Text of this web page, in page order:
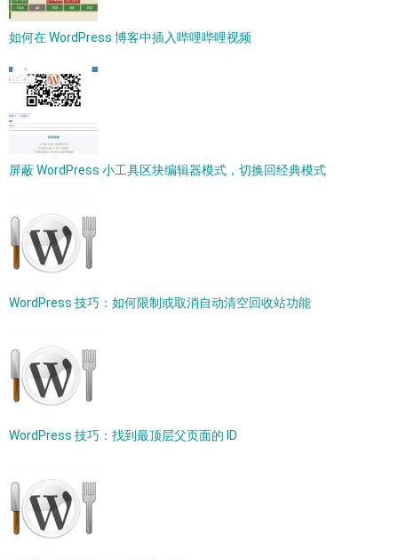
如何在 WordPress 博客中插入哔哩哔哩视频
屏蔽 WordPress 小工具区块编辑器模式，切换回经典模式
WordPress 技巧：如何限制或取消自动清空回收站功能
WordPress 技巧：找到最顶层父页面的 ID